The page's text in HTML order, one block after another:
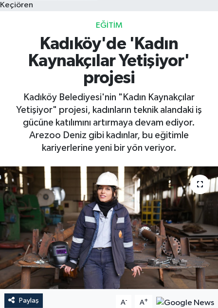
Keçiören
EĞITIM
Kadıköy'de 'Kadın
Kaynakçılar Yetişiyor'
projesi
Kadıköy Belediyesi'nin "Kadın Kaynakçılar
Yetişiyor" projesi, kadınların teknik alandaki iş
gücüne katılımını artırmaya devam ediyor.
Arezoo Deniz gibi kadınlar, bu eğitimle
kariyerlerine yeni bir yön veriyor.
Paylaş A- A+